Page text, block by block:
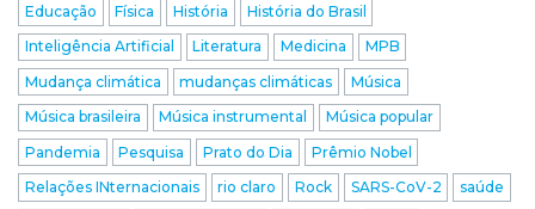
Educação
Física História
História do Brasil
Inteligência Artificial
Literatura Medicina
MPB
Mudança climática
mudanças climáticas
Música
Música brasileira
Música instrumental
Música popular
Pandemia
Pesquisa Prato do Dia
Prêmio Nobel
Relações INternacionais
rio claro Rock SARS-CoV-2
saúde